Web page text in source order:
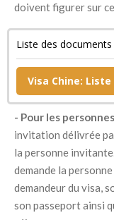
doivent figurer sur
- Un document
d'hôtel si son séjour
retour ;
- Pour les
invitation délivrée
la personne
demande la
demandeur du visa,
son passeport ainsi
Liste des
Visa Chine: